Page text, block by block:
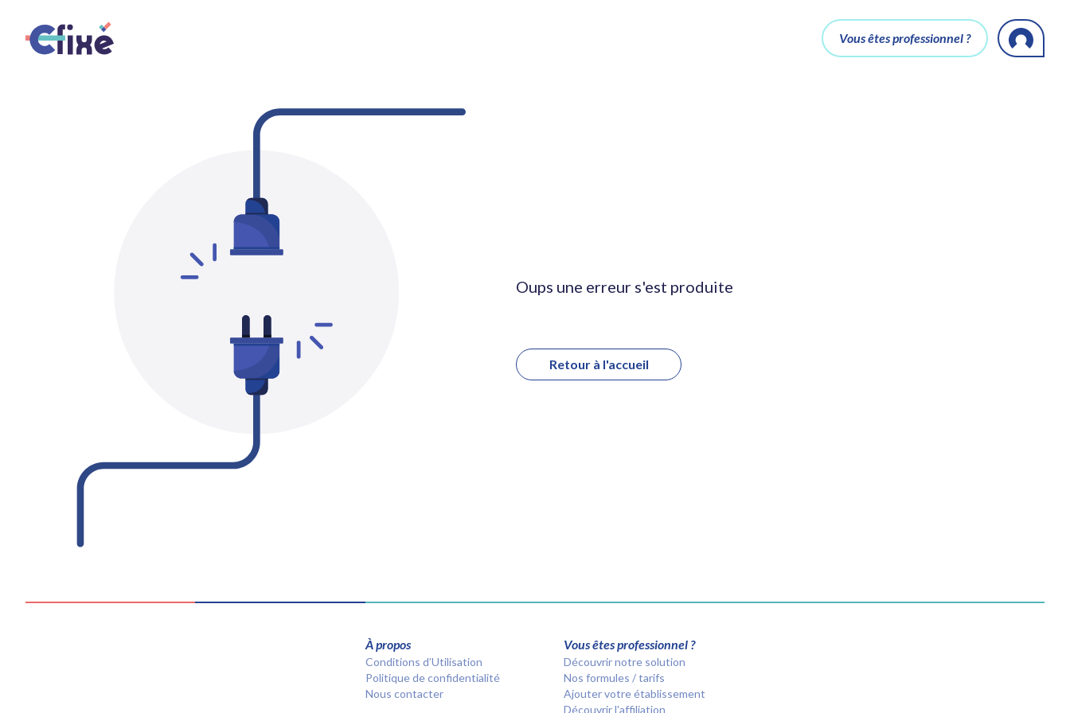
Vous êtes professionnel ?
Oups une erreur s'est produite
Retour à l'accueil
À propos
Conditions d’Utilisation
Politique de confidentialité
Nous contacter
Vous êtes professionnel ?
Découvrir notre solution
Nos formules / tarifs
Ajouter votre établissement
Découvrir l'affiliation